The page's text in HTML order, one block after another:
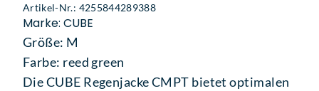
Artikel-Nr.: 4255844289388
Marke: CUBE
Größe: M
Farbe: reed green
Die CUBE Regenjacke CMPT bietet optimalen